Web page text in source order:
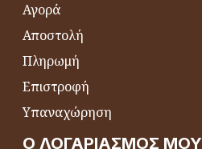
Αγορά
Αποστολή
Πληρωμή
Επιστροφή
Υπαναχώρηση
Ο ΛΟΓΑΡΙΑΣΜΌΣ ΜΟΥ